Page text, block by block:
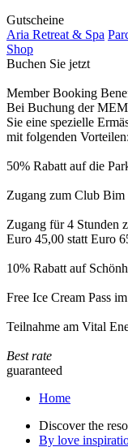
Gutscheine
Aria Retreat & Spa
Shop
Buchen Sie jetzt
Member Booking
Bei Buchung der
Sie eine spezielle
mit folgenden Vorteilen:
50% Rabatt auf die
Zugang zum Club
Zugang für 4 Stunden
Euro 45,00 statt Euro
10% Rabatt auf
Free Ice Cream Pass
Teilnahme am Vital
Best rate
guaranteed
Home
Discover the
By love